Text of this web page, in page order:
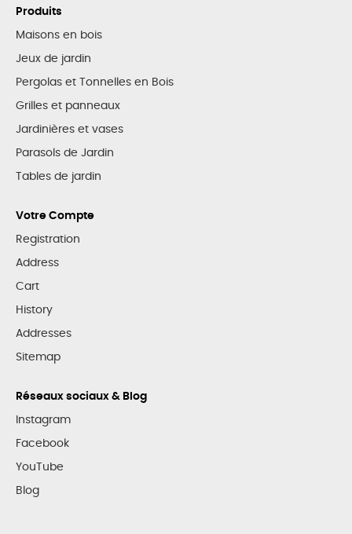
Produits
Maisons en bois
Jeux de jardin
Pergolas et Tonnelles en Bois
Grilles et panneaux
Jardinières et vases
Parasols de Jardin
Tables de jardin
Votre Compte
Registration
Address
Cart
History
Addresses
Sitemap
Réseaux sociaux & Blog
Instagram
Facebook
YouTube
Blog